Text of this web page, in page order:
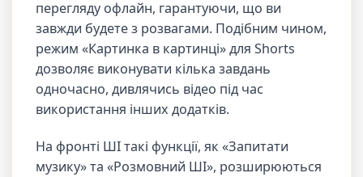
перегляду офлайн, гарантуючи, що ви
завжди будете з розвагами. Подібним чином,
режим «Картинка в картинці» для Shorts
дозволяє виконувати кілька завдань
одночасно, дивлячись відео під час
використання інших додатків.
На фронті ШІ такі функції, як «Запитати
музику» та «Розмовний ШІ», розширюються